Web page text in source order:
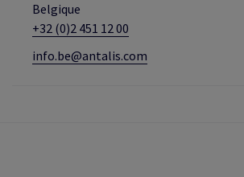
Belgique
+32 (0)2 451 12 00
info.be@antalis.com